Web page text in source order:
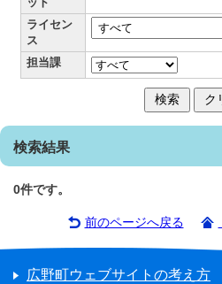
ライセン
ス
担当課
検索結果
0件です。
前のページへ戻る
広野町ウェブサイトの考え方